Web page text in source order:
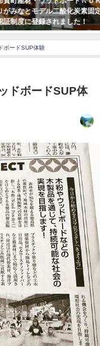
なとモデル二酸化炭素固定
度に登録されました！
ボードSUP体験
ドボードSUP体